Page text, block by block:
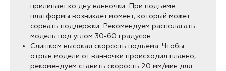
прилипает ко дну ванночки. При подъеме
платформы возникает момент, который может
сорвать поддержки. Рекомендуем располагать
модель под углом 30-60 градусов.
Слишком высокая скорость подъема. Чтобы
отрыв модели от ванночки происходил плавно,
рекомендуем ставить скорость 20 мм/мин для